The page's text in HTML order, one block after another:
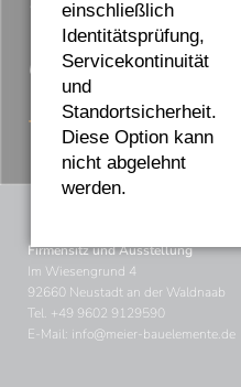
wir für Sie
umsetzen?
+49 9602 9129590
Firmensitz und Ausstellung
Im Wiesengrund 4
92660 Neustadt an der Waldnaab
Tel. +49 9602 9129590
E-Mail: info@meier-bauelemente.de
einschließlich
Identitätsprüfung,
Servicekontinuität
und
Standortsicherheit.
Diese Option kann
nicht abgelehnt
werden.